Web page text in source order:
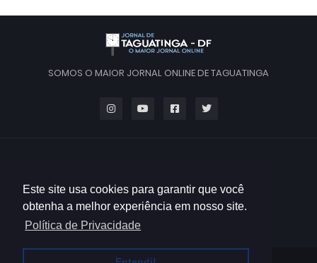
Este site usa cookies para garantir que você
obtenha a melhor experiência em nosso site.
Política de Privacidade
SOMOS O MAIOR JORNAL ONLINE DE TAGUATINGA